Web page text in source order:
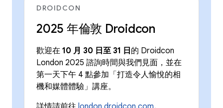
DROIDCON
2025 年倫敦 Droidcon
歡迎在 10 月 30 日至 31 日的 Droidcon
London 2025 諮詢時間與我們見面，並在
第一天下午 4 點參加「打造令人愉悅的相
機和媒體體驗」講座。